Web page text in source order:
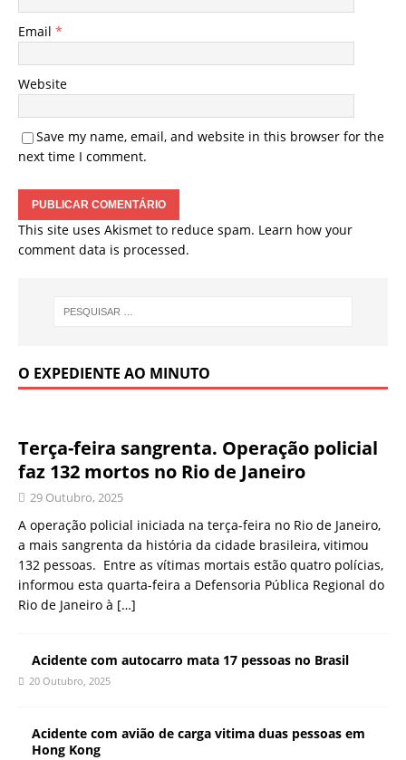
Email *
Website
Save my name, email, and website in this browser for the
next time I comment.
This site uses Akismet to reduce spam. Learn how your
comment data is processed.
O EXPEDIENTE AO MINUTO
Terça-feira sangrenta. Operação policial
faz 132 mortos no Rio de Janeiro
29 Outubro, 2025
A operação policial iniciada na terça-feira no Rio de Janeiro,
a mais sangrenta da história da cidade brasileira, vitimou
132 pessoas. Entre as vítimas mortais estão quatro polícias,
informou esta quarta-feira a Defensoria Pública Regional do
Rio de Janeiro à […]
Acidente com autocarro mata 17 pessoas no Brasil
20 Outubro, 2025
Acidente com avião de carga vitima duas pessoas em
Hong Kong